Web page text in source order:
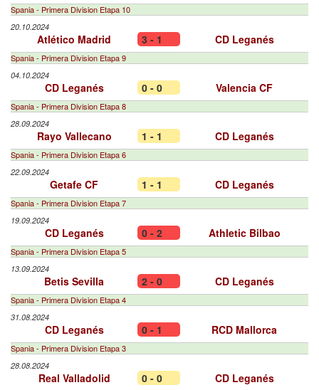
Spania - Primera Division Etapa 10
20.10.2024
Atlético Madrid 3 - 1 CD Leganés
Spania - Primera Division Etapa 9
04.10.2024
CD Leganés 0 - 0 Valencia CF
Spania - Primera Division Etapa 8
28.09.2024
Rayo Vallecano 1 - 1 CD Leganés
Spania - Primera Division Etapa 6
22.09.2024
Getafe CF 1 - 1 CD Leganés
Spania - Primera Division Etapa 7
19.09.2024
CD Leganés 0 - 2 Athletic Bilbao
Spania - Primera Division Etapa 5
13.09.2024
Betis Sevilla 2 - 0 CD Leganés
Spania - Primera Division Etapa 4
31.08.2024
CD Leganés 0 - 1 RCD Mallorca
Spania - Primera Division Etapa 3
28.08.2024
Real Valladolid 0 - 0 CD Leganés